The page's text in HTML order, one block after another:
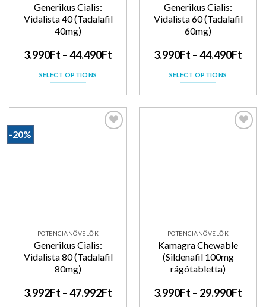
Generikus Cialis:
Vidalista 40 (Tadalafil
40mg)
3.990Ft –44.490Ft
SELECT OPTIONS
Generikus Cialis:
Vidalista 60 (Tadalafil
60mg)
3.990Ft –44.490Ft
SELECT OPTIONS
-20%
POTENCIANÖVELŐK
Generikus Cialis:
Vidalista 80 (Tadalafil
80mg)
3.992Ft –47.992Ft
POTENCIANÖVELŐK
Kamagra Chewable
(Sildenafil 100mg
rágótabletta)
3.990Ft – 29.990Ft